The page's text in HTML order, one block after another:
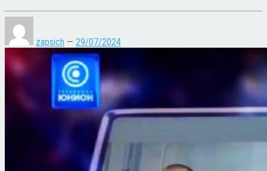
zapsich — 29/07/2024